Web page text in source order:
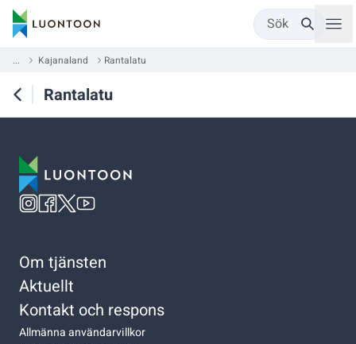
Sök
... Kajanaland Rantalatu
Rantalatu
Om tjänsten
Aktuellt
Kontakt och respons
Allmänna användarvillkor